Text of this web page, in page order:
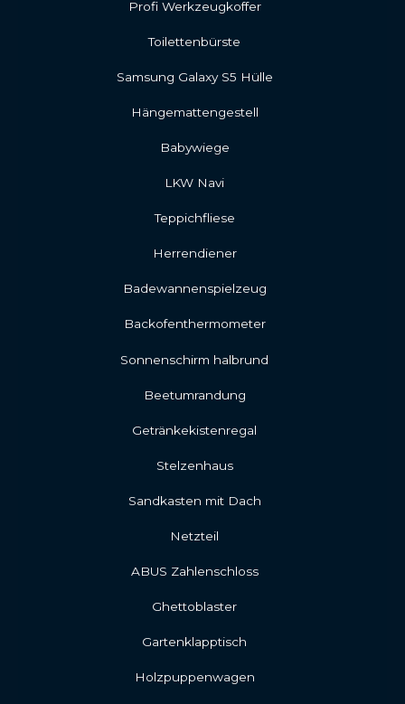
Profi Werkzeugkoffer
Toilettenbürste
Samsung Galaxy S5 Hülle
Hängemattengestell
Babywiege
LKW Navi
Teppichfliese
Herrendiener
Badewannenspielzeug
Backofenthermometer
Sonnenschirm halbrund
Beetumrandung
Getränkekistenregal
Stelzenhaus
Sandkasten mit Dach
Netzteil
ABUS Zahlenschloss
Ghettoblaster
Gartenklapptisch
Holzpuppenwagen